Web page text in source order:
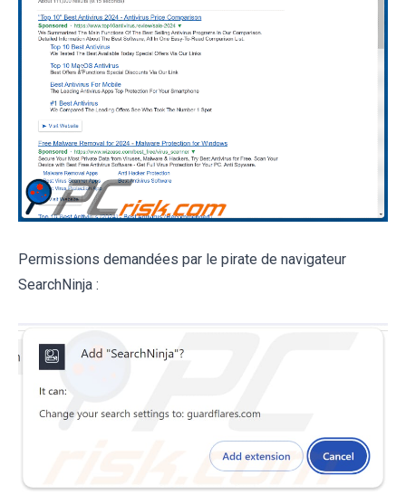
Permissions demandées par le pirate de navigateur
SearchNinja :